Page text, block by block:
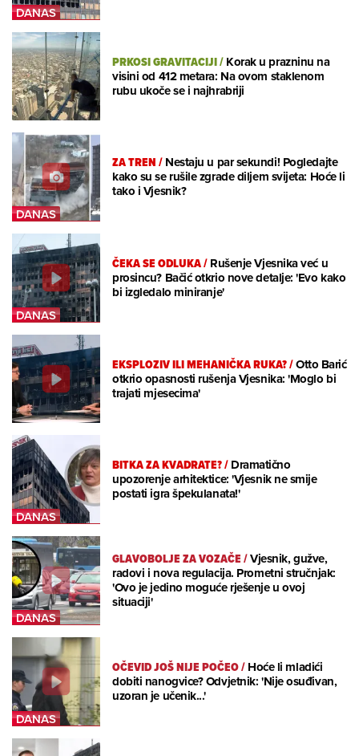
PRKOSI GRAVITACIJI/Korak u prazninu na
visini od 412 metara: Na ovom staklenom
rubu ukoče se i najhrabriji
ZA TREN/Nestaju u par sekundi! Pogledajte
kako su se rušile zgrade diljem svijeta: Hoće li
tako i Vjesnik?
ČEKA SE ODLUKA/Rušenje Vjesnika već u
prosincu? Bačić otkrio nove detalje: 'Evo kako
bi izgledalo miniranje'
EKSPLOZIV ILI MEHANIČKA RUKA?/Otto Barić
otkrio opasnosti rušenja Vjesnika: 'Moglo bi
trajati mjesecima'
BITKA ZA KVADRATE?/Dramatično
upozorenje arhitektice: 'Vjesnik ne smije
postati igra špekulanata!'
GLAVOBOLJE ZA VOZAČE/Vjesnik, gužve,
radovi i nova regulacija. Prometni stručnjak:
'Ovo je jedino moguće rješenje u ovoj
situaciji'
OČEVID JOŠ NIJE POČEO/Hoće li mladići
dobiti nanogvice? Odvjetnik: 'Nije osuđivan,
uzoran je učenik...'